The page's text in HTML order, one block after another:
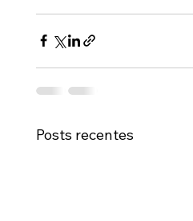
Posts recentes